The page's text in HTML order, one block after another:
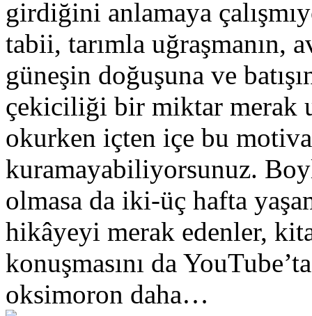
girdiğini anlamaya
tabii, tarımla uğraşmanın,
güneşin doğuşuna ve
çekiciliği bir miktar merak
okurken içten içe bu
kuramayabiliyorsunuz.
olmasa da iki-üç hafta
hikâyeyi merak edenler,
konuşmasını da
oksimoron daha…